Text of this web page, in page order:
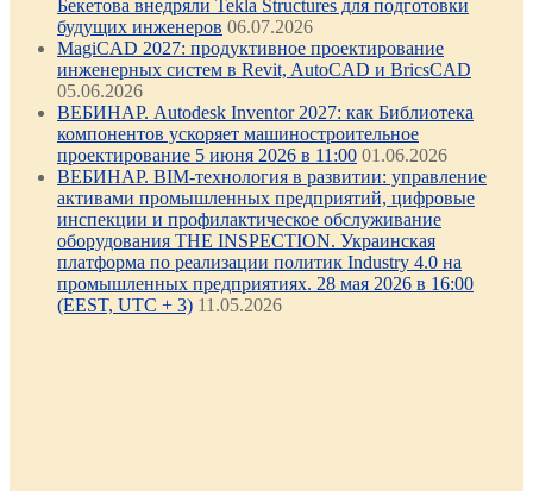
Бекетова внедряли Tekla Structures для подготовки
будущих инженеров 06.07.2026
MagiCAD 2027: продуктивное проектирование
инженерных систем в Revit, AutoCAD и BricsCAD
05.06.2026
ВЕБИНАР. Autodesk Inventor 2027: как Библиотека
компонентов ускоряет машиностроительное
проектирование 5 июня 2026 в 11:00 01.06.2026
ВЕБИНАР. BIM-технология в развитии: управление
активами промышленных предприятий, цифровые
инспекции и профилактическое обслуживание
оборудования THE INSPECTION. Украинская
платформа по реализации политик Industry 4.0 на
промышленных предприятиях. 28 мая 2026 в 16:00
(EEST, UTC + 3) 11.05.2026